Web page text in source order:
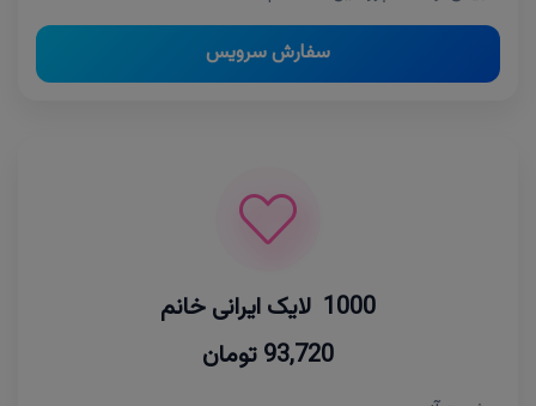
سفارش سرویس
1000 لایک ایرانی خانم
93,720 تومان